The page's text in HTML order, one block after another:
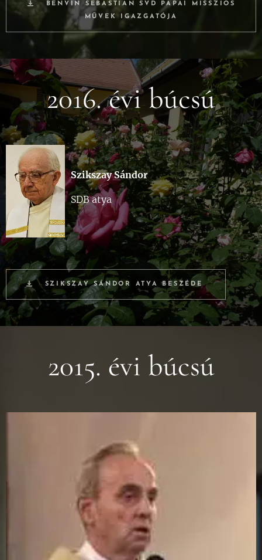
BENVIN SEBASTIAN SVD PAPAI MISSZIOS
MŰVEK IGAZGATÓJA
2016. évi búcsú
Szikszay Sándor
SDB atya
SZIKSZAY SÁNDOR ATYA BESZÉDE
2015. évi búcsú